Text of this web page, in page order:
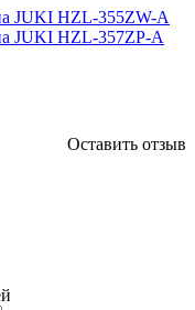
JUKI HZL-355ZW-A
JUKI HZL-357ZP-A
Оставить отзыв